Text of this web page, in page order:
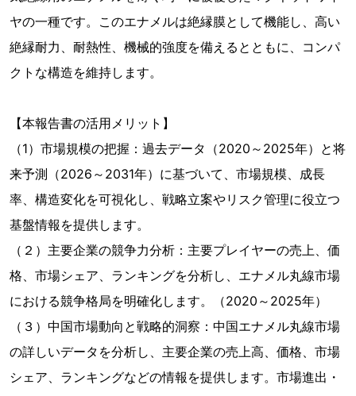
ヤの一種です。このエナメルは絶縁膜として機能し、高い
絶縁耐力、耐熱性、機械的強度を備えるとともに、コンパ
クトな構造を維持します。
【本報告書の活用メリット】
（1）市場規模の把握：過去データ（2020～2025年）と将
来予測（2026～2031年）に基づいて、市場規模、成長
率、構造変化を可視化し、戦略立案やリスク管理に役立つ
基盤情報を提供します。
（２）主要企業の競争力分析：主要プレイヤーの売上、価
格、市場シェア、ランキングを分析し、エナメル丸線市場
における競争格局を明確化します。（2020～2025年）
（３）中国市場動向と戦略的洞察：中国エナメル丸線市場
の詳しいデータを分析し、主要企業の売上高、価格、市場
シェア、ランキングなどの情報を提供します。市場進出・